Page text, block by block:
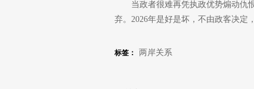
当政者很难再凭执政优势煽动仇
弃。2026年是好是坏，不由政客决定
标签：
两岸关系